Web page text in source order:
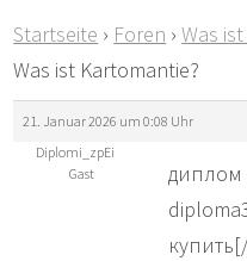
Startseite › Foren › Was
Was ist Kartomantie?
21. Januar 2026 um 0:08 Uhr
Diplomi_zpEi
Gast
диплом